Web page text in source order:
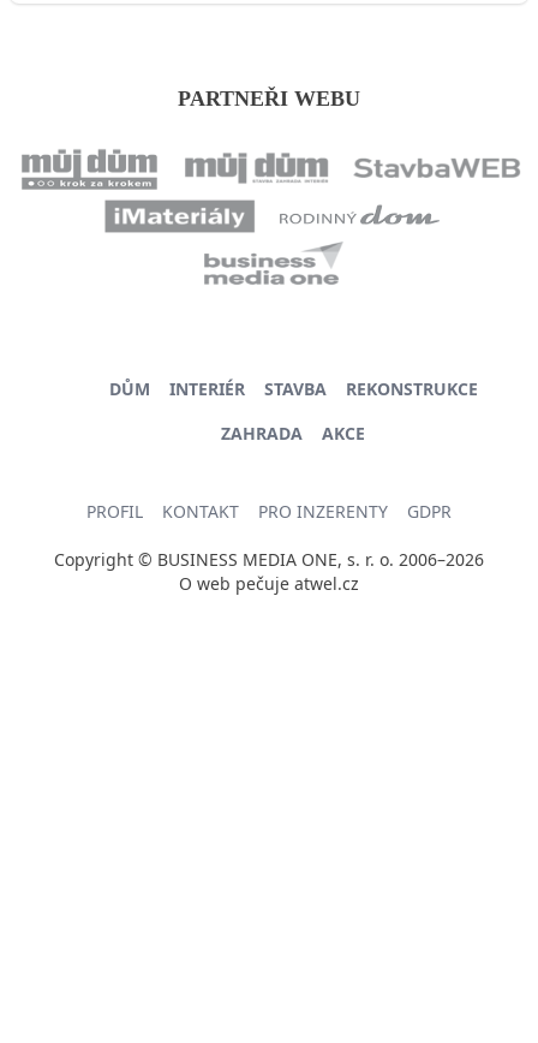
PARTNEŘI WEBU
DŮM INTERIÉR STAVBA
REKONSTRUKCE
ZAHRADA
AKCE
PROFIL KONTAKT PRO INZERENTY GDPR
Copyright © BUSINESS MEDIA ONE, s. r. o. 2006–2026